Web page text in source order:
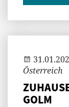
Österreich
GOLM